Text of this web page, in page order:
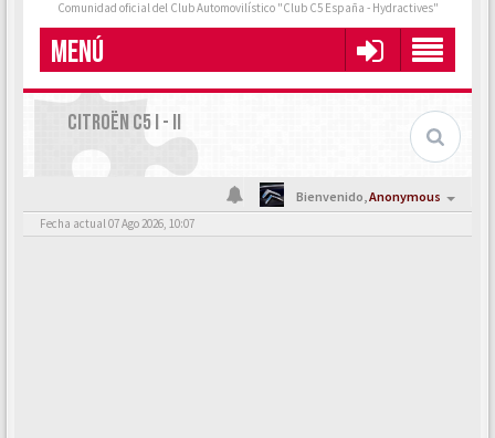
Comunidad oficial del Club Automovilístico "Club C5 España - Hydractives"
MENÚ
CITROËN C5 I - II
Bienvenido,Anonymous
Fecha actual 07 Ago 2026, 10:07